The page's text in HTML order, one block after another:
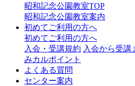
昭和記念公園教室TOP
昭和記念公園教室案内
初めてご利用の方へ
初めてご利用の方へ
入会・受講規約 入会から受講
みカルポイント
よくある質問
センター案内